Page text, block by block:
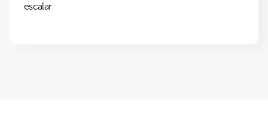
escalar